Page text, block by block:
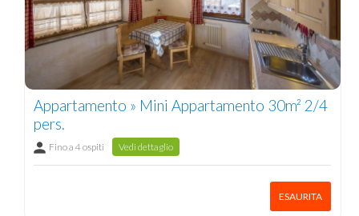
Appartamento » Mini Appartamento 30m² 2/4
pers.
Fino a 4 ospiti Vedi dettaglio
ESAURITA